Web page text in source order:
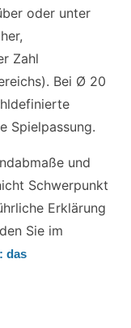
oder unter
Zahl
Bei Ø 20
Spielpassung.
und
Schwerpunkt
Erklärung
Sie im
das